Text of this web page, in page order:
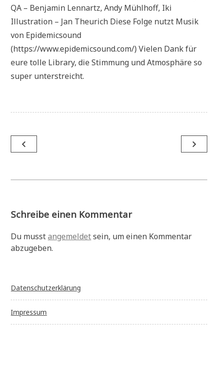
QA – Benjamin Lennartz, Andy Mühlhoff, Iki
Illustration – Jan Theurich Diese Folge nutzt Musik
von Epidemicsound
(https://www.epidemicsound.com/) Vielen Dank für
eure tolle Library, die Stimmung und Atmosphäre so
super unterstreicht.
Beitragsnavigation
navigate_before navigate_next
Schreibe einen Kommentar
Du musstangemeldetsein, um einen Kommentar
abzugeben.
Datenschutzerklärung
Impressum